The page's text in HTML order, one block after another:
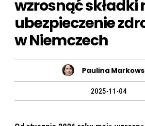
wzrosnąć składki
ubezpieczenie
w Niemczech
Paulina
2025-11-04